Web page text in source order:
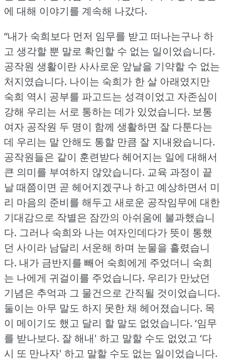
에 대해 이야기를 계속해 나갔다.
“내가 숙희보다 먼저 임무를 받고 떠나는구나 하
고 생각할 뿐 말로 확인할 수 없는 일이었습니다.
공작원 생활이란 사사로운 앞날을 기약할 수 없는
처지였습니다. 나이는 숙희가 한 살 아래였지만
숙희 역시 공부를 파고드는 성격이었고 자존심이
강해 우리는 서로 통하는 데가 있었습니다. 보통
여자 공작원 두 명이 함께 생활하면 잘 다툰다는
데 우리는 말 안해도 통할 만큼 잘 지내왔습니다.
공작원들은 같이 훈련받다 헤어지는 일에 대해서
큰 의미를 부여하지 않았습니다. 교육 과정이 끝
날 때쯤이면 곧 헤어지겠구나 하고 예상하면서 미
리 마음의 준비를 해두고 새로운 공작임무에 대한
기대감으로 작별은 잠깐의 아쉬움에 불과했습니
다. 그러나 숙희와 나는 여자인데다가 뜻이 통했
던 사이라 남달리 서운해 하며 눈물을 흘렸습니
다. 내가 금반지를 빼어 숙희에게 주었더니 숙희
는 나에게 귀걸이를 주었습니다. 우리가 만났던
기념은 추억과 그 물건으로 간직될 것이었습니다.
둘이는 아무 말도 하지 못한 채 헤어졌습니다. 목
이 메이기도 했고 달리 할 말도 없었습니다. ‘임무
를 받나보다. 잘 해내' 하고 말할 수도 없었고 ‘다
시 또 만나자' 하고 말할 수도 없는 일이었습니다.